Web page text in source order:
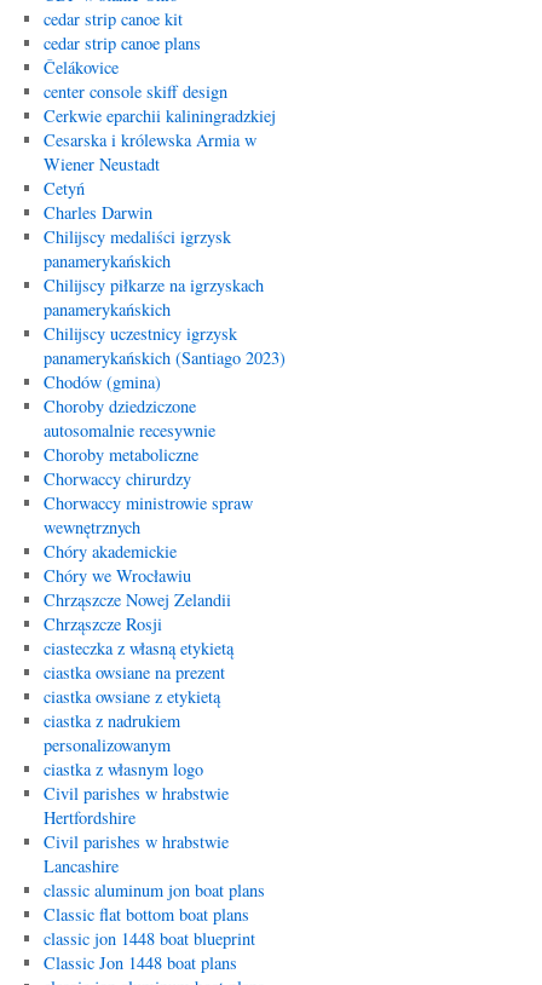
cedar strip canoe kit
cedar strip canoe plans
Čelákovice
center console skiff design
Cerkwie eparchii kaliningradzkiej
Cesarska i królewska Armia w
Wiener Neustadt
Cetyń
Charles Darwin
Chilijscy medaliści igrzysk
panamerykańskich
Chilijscy piłkarze na igrzyskach
panamerykańskich
Chilijscy uczestnicy igrzysk
panamerykańskich (Santiago 2023)
Chodów (gmina)
Choroby dziedziczone
autosomalnie recesywnie
Choroby metaboliczne
Chorwaccy chirurdzy
Chorwaccy ministrowie spraw
wewnętrznych
Chóry akademickie
Chóry we Wrocławiu
Chrząszcze Nowej Zelandii
Chrząszcze Rosji
ciasteczka z własną etykietą
ciastka owsiane na prezent
ciastka owsiane z etykietą
ciastka z nadrukiem
personalizowanym
ciastka z własnym logo
Civil parishes w hrabstwie
Hertfordshire
Civil parishes w hrabstwie
Lancashire
classic aluminum jon boat plans
Classic flat bottom boat plans
classic jon 1448 boat blueprint
Classic Jon 1448 boat plans